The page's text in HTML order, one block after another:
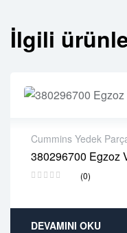
İlgili
Cummins Yedek
380296700 Egzoz
(0)
2 years warranty
Delivery time: 1-2
DEVAMINI OKU